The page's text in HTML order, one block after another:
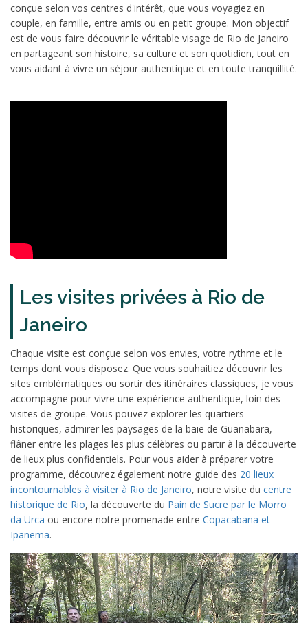
conçue selon vos centres d'intérêt, que vous voyagiez en
couple, en famille, entre amis ou en petit groupe. Mon objectif
est de vous faire découvrir le véritable visage de Rio de Janeiro
en partageant son histoire, sa culture et son quotidien, tout en
vous aidant à vivre un séjour authentique et en toute tranquillité.
Les visites privées à Rio de
Janeiro
Chaque visite est conçue selon vos envies, votre rythme et le
temps dont vous disposez. Que vous souhaitiez découvrir les
sites emblématiques ou sortir des itinéraires classiques, je vous
accompagne pour vivre une expérience authentique, loin des
visites de groupe. Vous pouvez explorer les quartiers
historiques, admirer les paysages de la baie de Guanabara,
flâner entre les plages les plus célèbres ou partir à la découverte
de lieux plus confidentiels. Pour vous aider à préparer votre
programme, découvrez également notre guide des 20 lieux
incontournables à visiter à Rio de Janeiro, notre visite du centre
historique de Rio, la découverte du Pain de Sucre par le Morro
da Urca ou encore notre promenade entre Copacabana et
Ipanema.